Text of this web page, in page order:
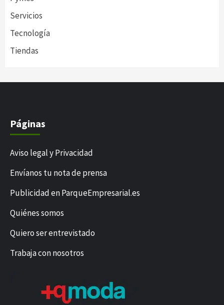
Servicios
Tecnología
Tiendas
Páginas
Aviso legal y Privacidad
Envíanos tu nota de prensa
Publicidad en ParqueEmpresarial.es
Quiénes somos
Quiero ser entrevistado
Trabaja con nosotros